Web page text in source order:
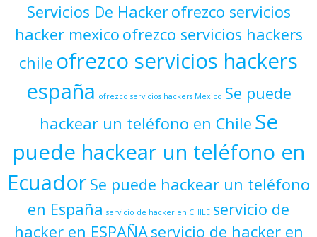
Servicios De Hackerofrezco servicios
hacker mexico ofrezco servicios hackers
chile ofrezco servicios hackers
españa ofrezco servicios hackers Mexico Se puede
hackear un teléfono en Chile Se
puede hackear un teléfono en
Ecuador Se puede hackear un teléfono
en España servicio de hacker en CHILE servicio de
hacker en ESPAÑAservicio de hacker en